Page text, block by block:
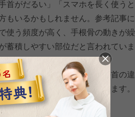
首がだるい」「スマホを長く使うと
もいるかもしれません。参考記事に
使う頻度が高く、手根骨の動きが繰
蓄積しやすい部位だと言われていま
動きの関係を知ることは、手首の違
な視点になると考えられています。
参考記事：https://takeyachi-